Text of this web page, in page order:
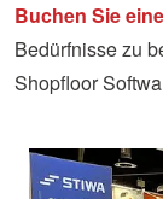
Buchen Sie
Bedürfnisse zu
Shopfloor